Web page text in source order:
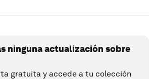
ninguna actualización sobre
gratuita y accede a tu colección